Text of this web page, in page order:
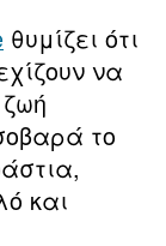
θυμίζει ότι
να
το
και